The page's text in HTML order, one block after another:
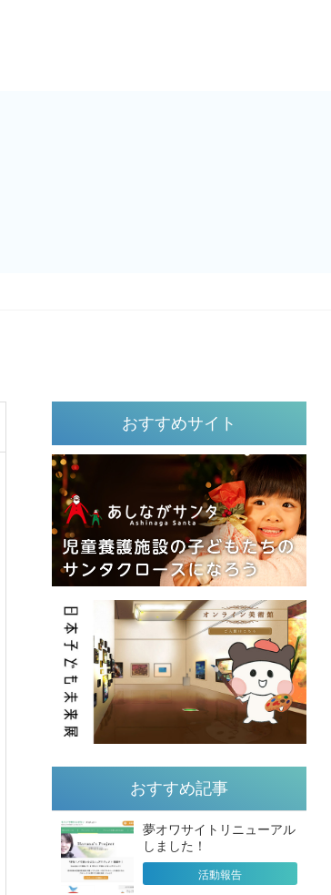
おすすめサイト
おすすめ記事
夢オワサイトリニューアル
しました！
活動報告